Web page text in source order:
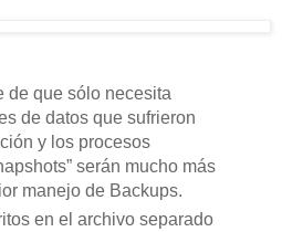
de que sólo necesita
de datos que sufrieron
y los procesos
serán mucho más
manejo de Backups.
en el archivo separado